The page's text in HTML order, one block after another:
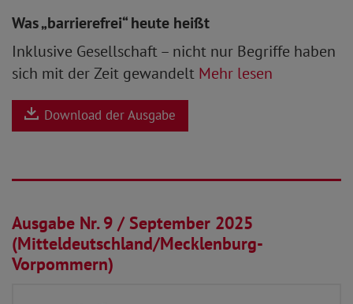
Was „barrierefrei“ heute heißt
Inklusive Gesellschaft – nicht nur Begriffe haben
sich mit der Zeit gewandelt Mehr lesen
Download der Ausgabe
01.09.2025
Ausgabe Nr. 9 / September 2025
(Mitteldeutschland/Mecklenburg-
Vorpommern)